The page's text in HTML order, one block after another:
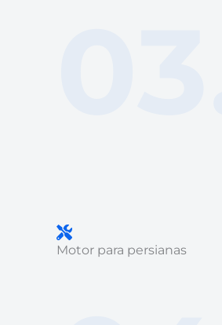
Motor para persianas